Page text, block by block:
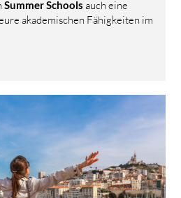
Summer Schools auch eine
akademischen Fähigkeiten im